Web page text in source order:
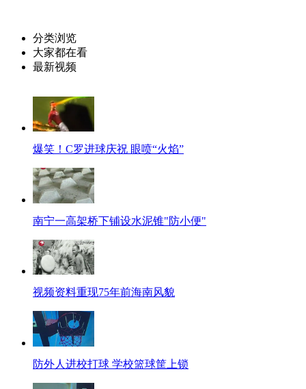
分类浏览
大家都在看
最新视频
爆笑！C罗进球庆祝 眼喷“火焰”
南宁一高架桥下铺设水泥锥"防小便"
视频资料重现75年前海南风貌
防外人进校打球 学校篮球筐上锁